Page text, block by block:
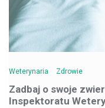
Weterynaria Zdrowie
Zadbaj o swoje
Inspektoratu